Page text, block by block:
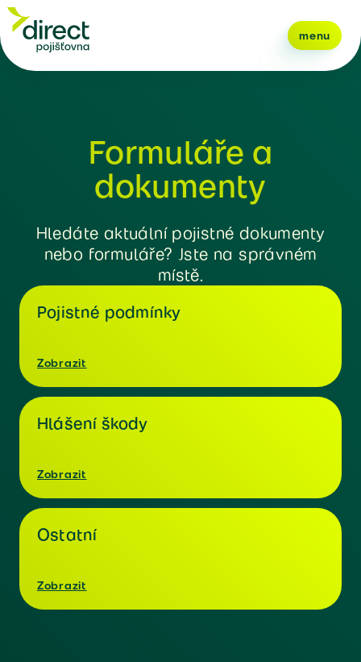
menu
Formuláře a
dokumenty
Hledáte aktuální pojistné dokumenty
nebo formuláře? Jste na správném
místě.
Pojistné podmínky
Zobrazit
Hlášení škody
Zobrazit
Ostatní
Zobrazit